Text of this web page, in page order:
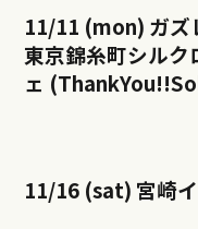
11/11 (mon) ガズ
東京錦糸町シルク
ェ
11/16 (sat) 宮崎